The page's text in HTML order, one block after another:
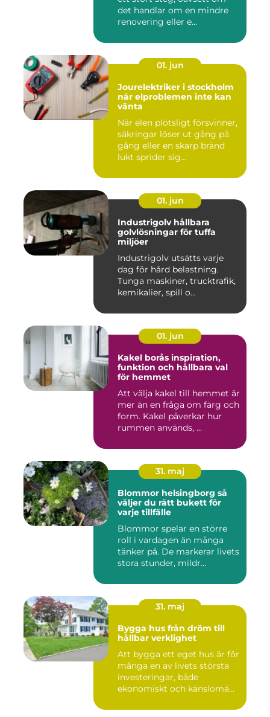
det handlar om en mindre
renovering eller e...
01. jun
Jourelektriker i stockholm
när elproblemen inte kan
vänta
När elen plötsligt försvinner,
säkringar löser ut gång på
gång eller en skarp bränd
lukt sprider sig...
01. jun
Industrigolv hållbara
golvlösningar för tuffa
miljöer
Industrigolv utsätts varje
dag för hård belastning.
Tunga maskiner, trucktrafik,
kemikalier, spill o...
01. jun
Kakel borås inspiration,
funktion och hållbara val
för hemmet
Att välja kakel till hemmet är
mer än en fråga om färg och
form. Kakel påverkar hur
rummen används, ...
31. maj
Blommor helsingborg så
väljer du rätt bukett för
varje tillfälle
Blommor spelar en större
roll i vardagen än många
tänker på. De markerar livets
stora stunder, mildr...
31. maj
Bygga hus från dröm till
hållbar verklighet
Att bygga ett eget hus är för
många en av livets största
investeringar, både
ekonomiskt och känslomä...